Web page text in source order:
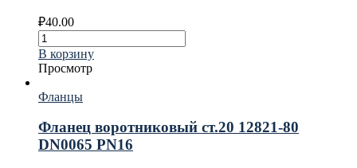
₽40.00
В корзину
Просмотр
Фланцы
Фланец воротниковый ст.20 12821-80
DN0065 PN16